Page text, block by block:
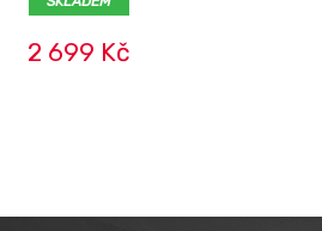
2 699 Kč